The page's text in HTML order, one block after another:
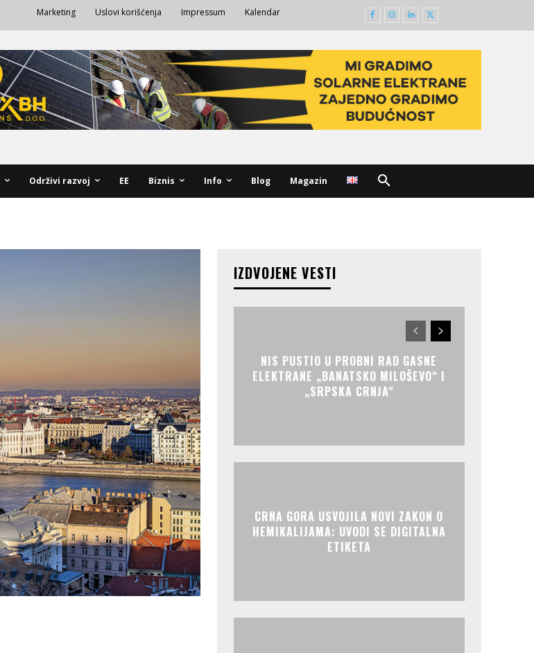
Marketing Uslovi korišćenja Impressum Kalendar
Održivi razvoj EE Biznis Info Blog Magazin
IZDVOJENE VESTI
NIS PUSTIO U PROBNI RAD GASNE
ELEKTRANE „BANATSKO MILOŠEVO“ I
„SRPSKA CRNJA“
CRNA GORA USVOJILA NOVI ZAKON O
HEMIKALIJAMA: UVODI SE DIGITALNA
ETIKETA